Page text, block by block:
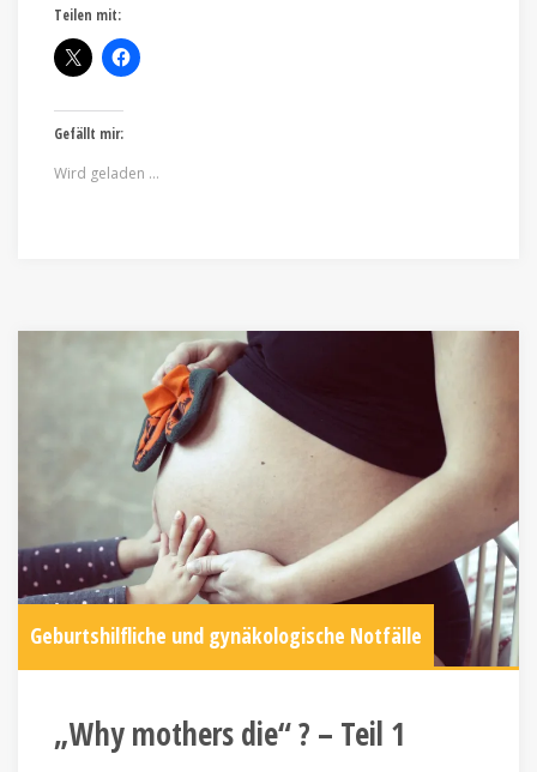
Teilen mit:
Gefällt mir:
Wird geladen …
Geburtshilfliche und gynäkologische Notfälle
„Why mothers die“ ? – Teil 1